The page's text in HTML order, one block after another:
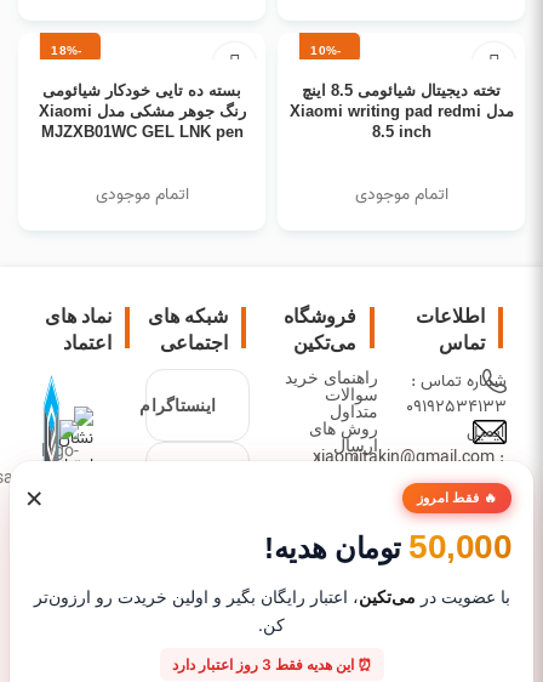
-10%
اتمام موجودیاطلاعات بیشتر
تخته دیجیتال شیائومی 8.5 اینچ
مدل Xiaomi writing pad redmi
8.5 inch
اتمام موجودی
-18%
اتمام موجودیاطلاعات بیشتر
بسته ده تایی خودکار شیائومی
رنگ جوهر مشکی مدل Xiaomi
MJZXB01WC GEL LNK pen
اتمام موجودی
اطلاعات
تماس
شماره تماس :
09192534133
ایمیل
: xiaomitakin@gmail.com
عرضه کننده
محصولات
شیائومی،
زیرمجموعه های
آن، گجت و
لوازم جانبی
فروشگاه
می‌تکین
راهنمای خرید
سوالات
متداول
روش های
ارسال
درباره ما
شبکه های
اجتماعی
اینستاگرام
نماد های
اعتماد
× 🔥 فقط امروز
50,000 تومان هدیه!
با عضویت در می‌تکین، اعتبار رایگان بگیر و اولین خریدت رو ارزون‌تر
کن.
⏰ این هدیه فقط 3 روز اعتبار دارد